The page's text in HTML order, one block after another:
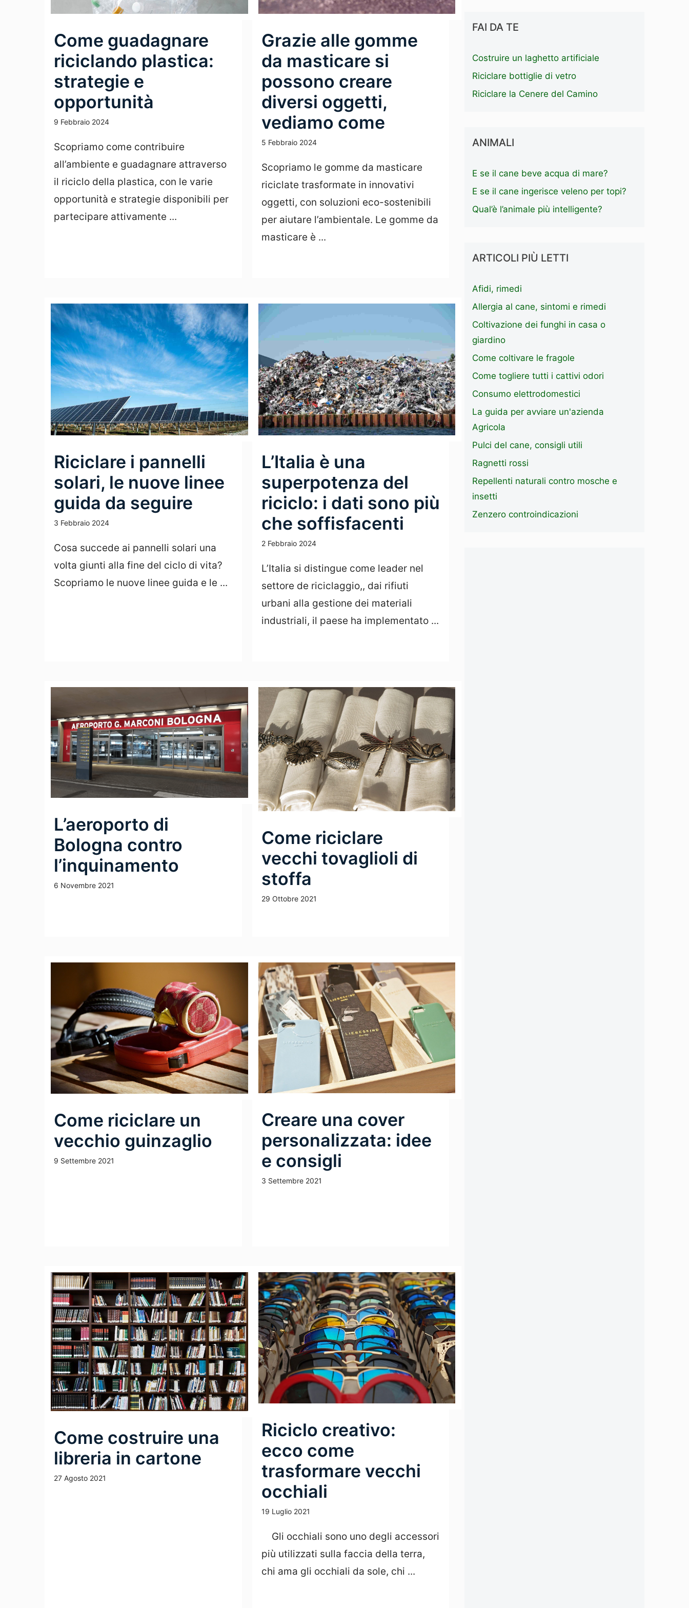
Come guadagnare
riciclando plastica:
strategie e
opportunità
9 Febbraio 2024
Scopriamo come contribuire
all’ambiente e guadagnare attraverso
il riciclo della plastica, con le varie
opportunità e strategie disponibili per
partecipare attivamente ...
Grazie alle gomme
da masticare si
possono creare
diversi oggetti,
vediamo come
5 Febbraio 2024
Scopriamo le gomme da masticare
riciclate trasformate in innovativi
oggetti, con soluzioni eco-sostenibili
per aiutare l’ambientale. Le gomme da
masticare è ...
Riciclare i pannelli
solari, le nuove linee
guida da seguire
3 Febbraio 2024
Cosa succede ai pannelli solari una
volta giunti alla fine del ciclo di vita?
Scopriamo le nuove linee guida e le ...
L’Italia è una
superpotenza del
riciclo: i dati sono più
che soffisfacenti
2 Febbraio 2024
L’Italia si distingue come leader nel
settore de riciclaggio,, dai rifiuti
urbani alla gestione dei materiali
industriali, il paese ha implementato ...
L’aeroporto di
Bologna contro
l’inquinamento
6 Novembre 2021
Come riciclare
vecchi tovaglioli di
stoffa
29 Ottobre 2021
Come riciclare un
vecchio guinzaglio
9 Settembre 2021
Creare una cover
personalizzata: idee
e consigli
3 Settembre 2021
Come costruire una
libreria in cartone
27 Agosto 2021
Riciclo creativo:
ecco come
trasformare vecchi
occhiali
19 Luglio 2021
Gli occhiali sono uno degli accessori
più utilizzati sulla faccia della terra,
chi ama gli occhiali da sole, chi ...
FAI DA TE
Costruire un laghetto artificiale
Riciclare bottiglie di vetro
Riciclare la Cenere del Camino
ANIMALI
E se il cane beve acqua di mare?
E se il cane ingerisce veleno per topi?
Qual’è l’animale più intelligente?
ARTICOLI PIÙ LETTI
Afidi, rimedi
Allergia al cane, sintomi e rimedi
Coltivazione dei funghi in casa o
giardino
Come coltivare le fragole
Come togliere tutti i cattivi odori
Consumo elettrodomestici
La guida per avviare un'azienda
Agricola
Pulci del cane, consigli utili
Ragnetti rossi
Repellenti naturali contro mosche e
insetti
Zenzero controindicazioni